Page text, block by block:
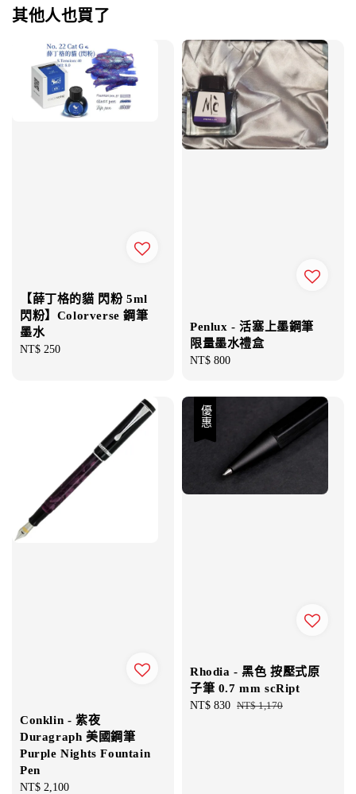
其他人也買了
【薛丁格的貓 閃粉 5ml
閃粉】Colorverse 鋼筆
墨水
Regular
NT$ 250
Penlux - 活塞上墨鋼筆
限量墨水禮盒
Regular
NT$ 800
Conklin - 紫夜
Duragraph 美國鋼筆
Purple Nights Fountain
Pen
Regular
NT$ 2,100
優惠
Rhodia - 黑色 按壓式原
子筆 0.7 mm scRipt
Sale
NT$ 830 Regular
NT$ 1,170